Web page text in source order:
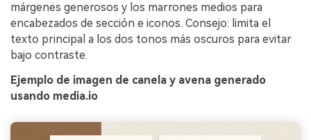
márgenes generosos y los marrones medios para
encabezados de sección e iconos. Consejo: limita el
texto principal a los dos tonos más oscuros para evitar
bajo contraste.
Ejemplo de imagen de canela y avena generado
usando media.io